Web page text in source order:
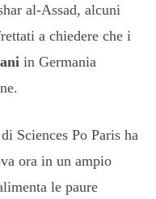
al-Assad, alcuni
a chiedere che i
in Germania
Sciences Po Paris ha
ora in un ampio
le paure